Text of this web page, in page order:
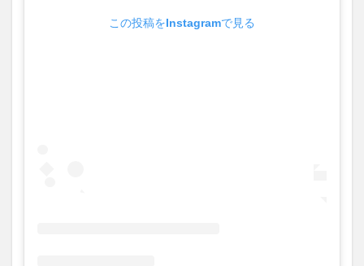
この投稿をInstagramで見る